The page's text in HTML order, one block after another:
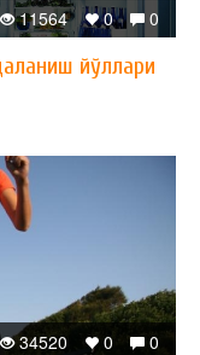
0
0
11564
йўллари
0
0
34520